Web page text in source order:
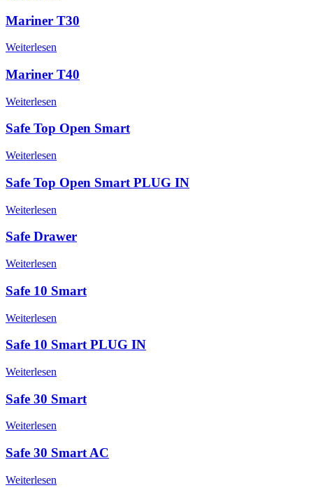
Mariner T30
Weiterlesen
Mariner T40
Weiterlesen
Safe Top Open Smart
Weiterlesen
Safe Top Open Smart PLUG IN
Weiterlesen
Safe Drawer
Weiterlesen
Safe 10 Smart
Weiterlesen
Safe 10 Smart PLUG IN
Weiterlesen
Safe 30 Smart
Weiterlesen
Safe 30 Smart AC
Weiterlesen